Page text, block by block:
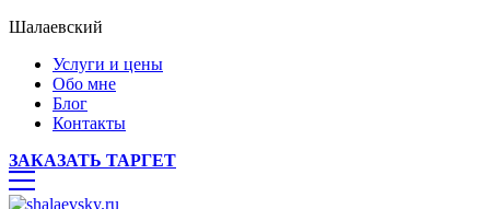
Шалаевский
Услуги и цены
Обо мне
Блог
Контакты
ЗАКАЗАТЬ ТАРГЕТ